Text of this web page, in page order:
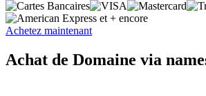
et + encore
Achetez maintenant
Achat de Domaine via